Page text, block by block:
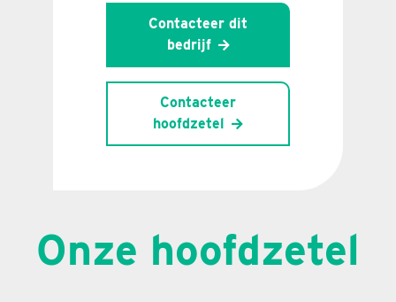
Contacteer dit
bedrijf
Contacteer
hoofdzetel
Onze hoofdzetel